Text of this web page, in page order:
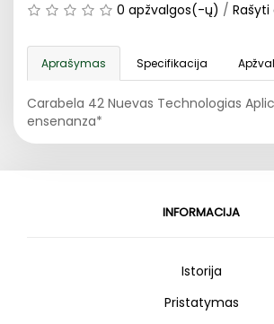
0 apžvalgos(-ų) /
Aprašymas Specifikacija
Carabela 42 Nuevas Technologias
ensenanza*
INFORMACIJA
Istorija
Pristatymas